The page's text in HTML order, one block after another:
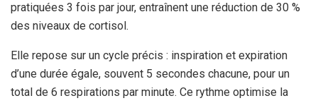
pratiquées 3 fois par jour, entraînent une réduction de 30 %
des niveaux de cortisol.
Elle repose sur un cycle précis : inspiration et expiration
d’une durée égale, souvent 5 secondes chacune, pour un
total de 6 respirations par minute. Ce rythme optimise la